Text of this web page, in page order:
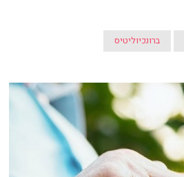
ברונכיוליטיס